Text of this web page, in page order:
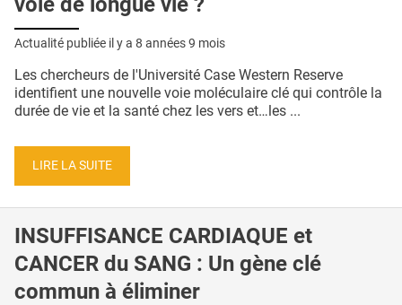
Actualité publiée il y a 8 années 9 mois
Les chercheurs de l'Université Case Western Reserve
identifient une nouvelle voie moléculaire clé qui contrôle la
durée de vie et la santé chez les vers et…les ...
LIRE LA SUITE
INSUFFISANCE CARDIAQUE et
CANCER du SANG : Un gène clé
commun à éliminer